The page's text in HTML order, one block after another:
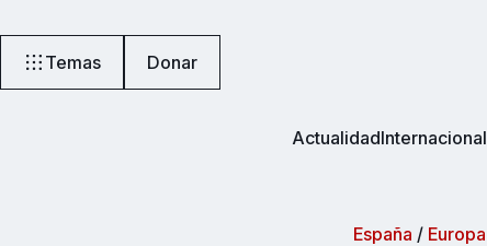
Temas Donar
ActualidadInternacional
España / Europa